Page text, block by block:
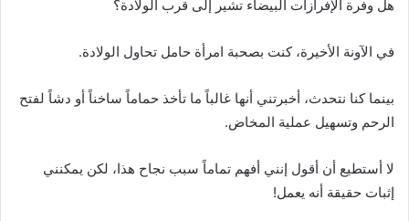
هل وفرة الإفرازات البيضاء تشير إلى قرب الولادة؟
في الآونة الأخيرة، كنت بصحبة امرأة حامل تحاول الولادة.
بينما كنا نتحدث، أخبرتني أنها غالباً ما تأخذ حماماً ساخناً أو دشاً لفتح
الرحم وتسهيل عملية المخاض.
لا أستطيع أن أقول إنني أفهم تماماً سبب نجاح هذا، لكن يمكنني
إثبات حقيقة أنه يعمل!